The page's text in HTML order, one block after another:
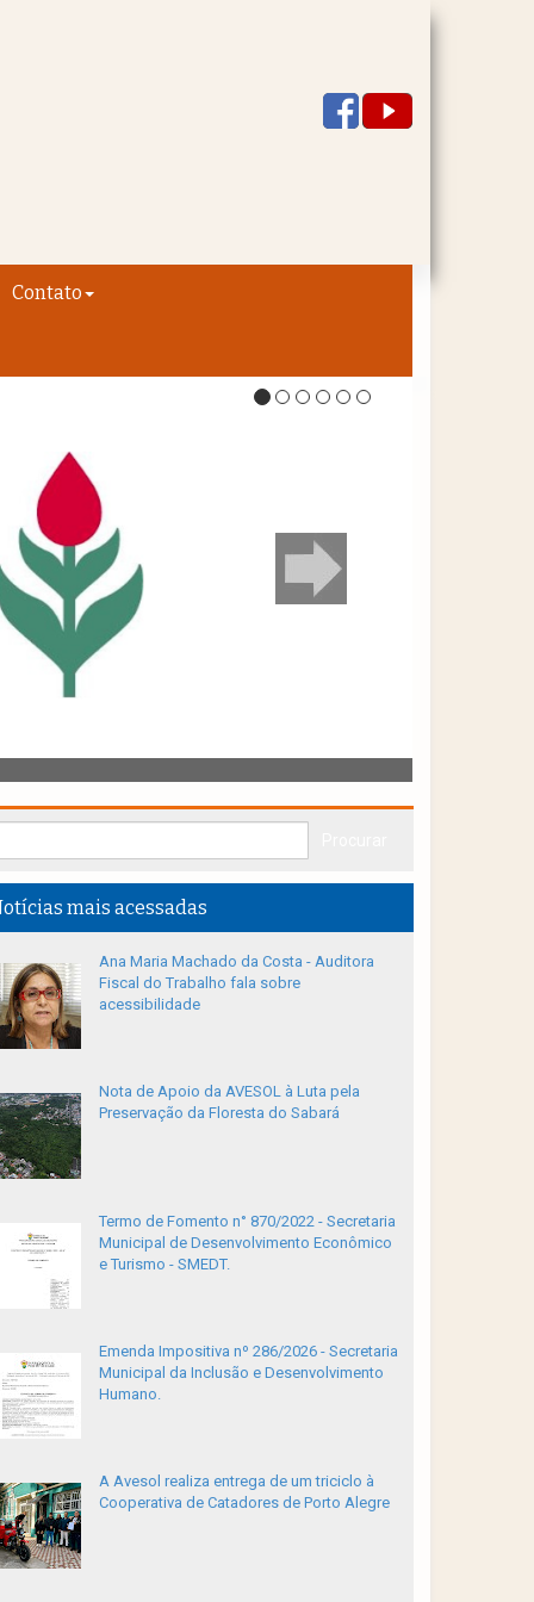
Contato
mais acessadas
Ana Maria Machado da Costa - Auditora
Fiscal do Trabalho fala sobre
acessibilidade
Nota de Apoio da AVESOL à Luta pela
Preservação da Floresta do Sabará
Termo de Fomento n° 870/2022 - Secretaria
Municipal de Desenvolvimento Econômico
e Turismo - SMEDT.
Emenda Impositiva nº 286/2026 - Secretaria
Municipal da Inclusão e Desenvolvimento
Humano.
A Avesol realiza entrega de um triciclo à
Cooperativa de Catadores de Porto Alegre